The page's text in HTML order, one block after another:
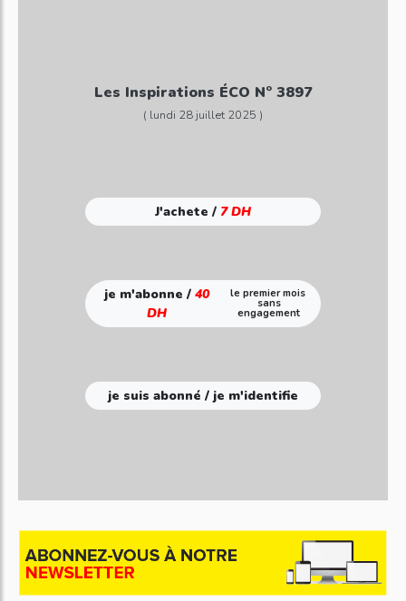
Les Inspirations ÉCO N° 3897
( lundi 28 juillet 2025 )
J'achete / 7 DH
je m'abonne /40
DH
le premier mois
sans
engagement
je suis abonné / je m'identifie